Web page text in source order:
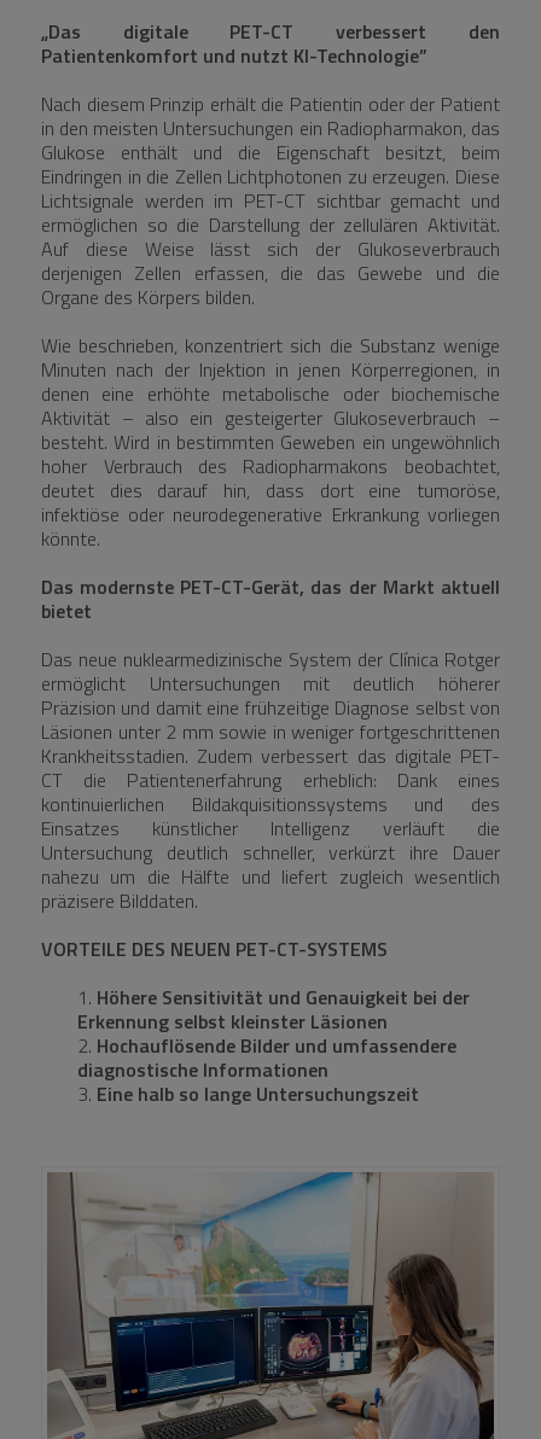
„Das digitale PET-CT verbessert den
Patientenkomfort und nutzt KI-Technologie”
Nach diesem Prinzip erhält die Patientin oder der Patient
in den meisten Untersuchungen ein Radiopharmakon, das
Glukose enthält und die Eigenschaft besitzt, beim
Eindringen in die Zellen Lichtphotonen zu erzeugen. Diese
Lichtsignale werden im PET-CT sichtbar gemacht und
ermöglichen so die Darstellung der zellulären Aktivität.
Auf diese Weise lässt sich der Glukoseverbrauch
derjenigen Zellen erfassen, die das Gewebe und die
Organe des Körpers bilden.
Wie beschrieben, konzentriert sich die Substanz wenige
Minuten nach der Injektion in jenen Körperregionen, in
denen eine erhöhte metabolische oder biochemische
Aktivität – also ein gesteigerter Glukoseverbrauch –
besteht. Wird in bestimmten Geweben ein ungewöhnlich
hoher Verbrauch des Radiopharmakons beobachtet,
deutet dies darauf hin, dass dort eine tumoröse,
infektiöse oder neurodegenerative Erkrankung vorliegen
könnte.
Das modernste PET-CT-Gerät, das der Markt aktuell
bietet
Das neue nuklearmedizinische System der Clínica Rotger
ermöglicht Untersuchungen mit deutlich höherer
Präzision und damit eine frühzeitige Diagnose selbst von
Läsionen unter 2 mm sowie in weniger fortgeschrittenen
Krankheitsstadien. Zudem verbessert das digitale PET-
CT die Patientenerfahrung erheblich: Dank eines
kontinuierlichen Bildakquisitionssystems und des
Einsatzes künstlicher Intelligenz verläuft die
Untersuchung deutlich schneller, verkürzt ihre Dauer
nahezu um die Hälfte und liefert zugleich wesentlich
präzisere Bilddaten.
VORTEILE DES NEUEN PET-CT-SYSTEMS
Höhere Sensitivität und Genauigkeit bei der
Erkennung selbst kleinster Läsionen
Hochauflösende Bilder und umfassendere
diagnostische Informationen
Eine halb so lange Untersuchungszeit